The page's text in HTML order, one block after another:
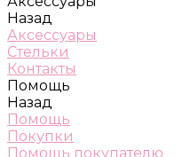
Назад
Аксессуары
Стельки
Контакты
Помощь
Назад
Помощь
Покупки
Помощь покупателю